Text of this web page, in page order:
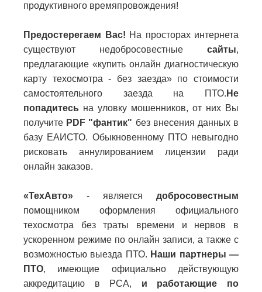
продуктивного времяпровождения!
Предостерегаем Вас! На просторах интернета
существуют недобросовестные сайты,
предлагающие «купить онлайн диагностическую
карту техосмотра - без заезда» по стоимости
самостоятельного заезда на ПТО. Не
попадитесь на уловку мошенников, от них Вы
получите PDF "фантик" без внесения данных в
базу ЕАИСТО. Обыкновенному ПТО невыгодно
рисковать аннулированием лицензии ради
онлайн заказов.
«ТехАвто» - является добросовестным
помощником оформления официального
техосмотра без траты времени и нервов в
ускоренном режиме по онлайн записи, а также с
возможностью выезда ПТО. Наши партнеры —
ПТО, имеющие официально действующую
аккредитацию в РСА, и работающие по